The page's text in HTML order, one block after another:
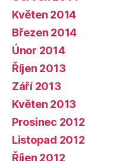
Květen 2014
Březen 2014
Únor 2014
Říjen 2013
Září 2013
Květen 2013
Prosinec 2012
Listopad 2012
Říjen 2012